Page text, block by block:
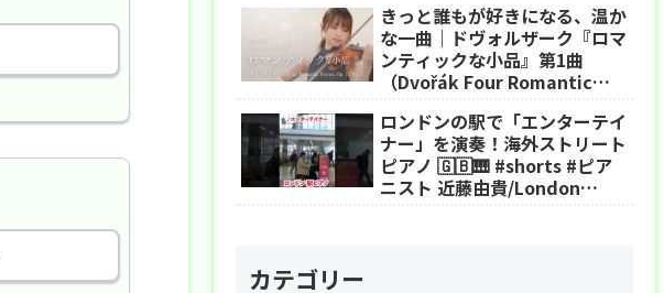
きっと誰もが好きになる、温か
な一曲｜ドヴォルザーク『ロマ
ンティックな小品』第1曲
（Dvořák Four Romantic
ロンドンの駅で「エンターテイ
ナー」を演奏！海外ストリート
ピアノ 🇬🇧🎹 #shorts #ピア
ニスト 近藤由貴/London
カテゴリー